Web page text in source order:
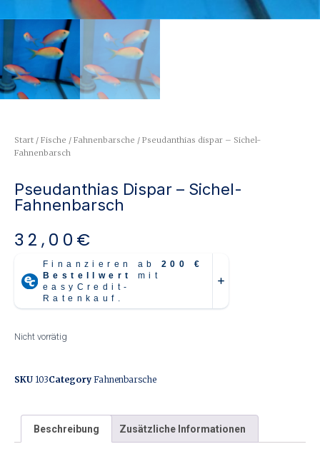
Start / Fische / Fahnenbarsche / Pseudanthias dispar – Sichel-
Fahnenbarsch
Pseudanthias Dispar – Sichel-
Fahnenbarsch
32,00 €
Nicht vorrätig
SKU 103Category Fahnenbarsche
Beschreibung Zusätzliche Informationen